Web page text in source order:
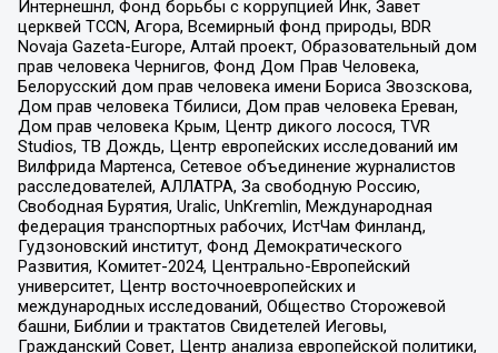
Интернешнл, Фонд борьбы с коррупцией Инк, Завет
церквей TCCN, Агора, Всемирный фонд природы, BDR
Novaja Gazeta-Europe, Алтай проект, Образовательный дом
прав человека Чернигов, Фонд Дом Прав Человека,
Белорусский дом прав человека имени Бориса Звозскова,
Дом прав человека Тбилиси, Дом прав человека Ереван,
Дом прав человека Крым, Центр дикого лосося, TVR
Studios, ТВ Дождь, Центр европейских исследований им
Вилфрида Мартенса, Сетевое объединение журналистов
расследователей, АЛЛАТРА, За свободную Россию,
Свободная Бурятия, Uralic, UnKremlin, Международная
федерация транспортных рабочих, ИстЧам Финланд,
Гудзоновский институт, Фонд Демократического
Развития, Комитет-2024, Центрально-Европейский
университет, Центр восточноевропейских и
международных исследований, Общество Сторожевой
башни, Библии и трактатов Свидетелей Иеговы,
Гражданский Совет, Центр анализа европейской политики,